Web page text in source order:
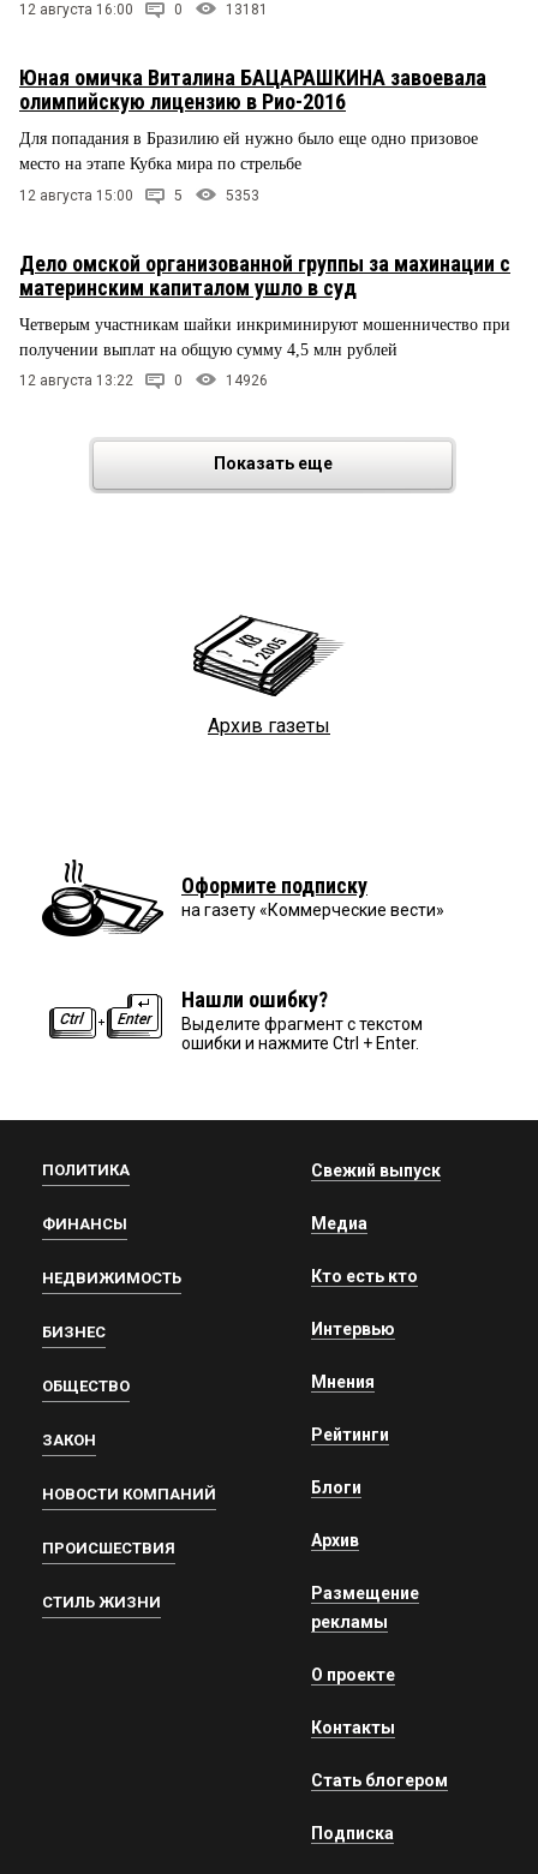
12 августа 16:00 0 13181
Юная омичка Виталина БАЦАРАШКИНА завоевала
олимпийскую лицензию в Рио-2016
Для попадания в Бразилию ей нужно было еще одно призовое
место на этапе Кубка мира по стрельбе
12 августа 15:00 5 5353
Дело омской организованной группы за махинации с
материнским капиталом ушло в суд
Четверым участникам шайки инкриминируют мошенничество при
получении выплат на общую сумму 4,5 млн рублей
12 августа 13:22 0 14926
Показать еще
Архив газеты
Оформите подписку
на газету «Коммерческие вести»
Нашли ошибку?
Выделите фрагмент с текстом
ошибки и нажмите Ctrl + Enter.
ПОЛИТИКА
ФИНАНСЫ
НЕДВИЖИМОСТЬ
БИЗНЕС
ОБЩЕСТВО
ЗАКОН
НОВОСТИ КОМПАНИЙ
ПРОИСШЕСТВИЯ
СТИЛЬ ЖИЗНИ
Свежий выпуск
Медиа
Кто есть кто
Интервью
Мнения
Рейтинги
Блоги
Архив
Размещение
рекламы
О проекте
Контакты
Стать блогером
Подписка